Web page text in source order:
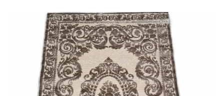
Covoare Copii
Covoare Pufoase